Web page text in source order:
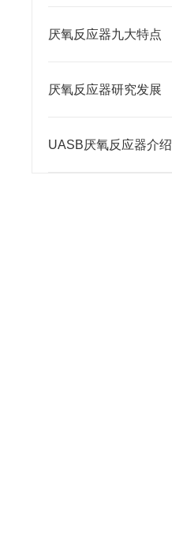
厌氧反应器九大特点
厌氧反应器研究发展
UASB厌氧反应器介绍